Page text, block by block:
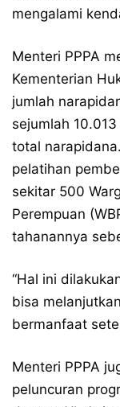
mengalami
Menteri PPPA
Kementerian
jumlah
sejumlah
total
pelatihan
sekitar 500
Perempuan
tahanannya
“Hal ini
bisa
bermanfaat
Menteri PPPA
peluncuran